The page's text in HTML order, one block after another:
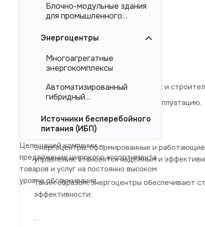
проектирование,
изготовление,
испытания,
доставка на объект,
проведение пусконаладочных и
передача энергомодуля в эксплуатацию.
Энергоцентры, сформированные и
управления, становятся надежным и
Таким образом, энергоцентры обеспечивают
эффективности.
.
Блочно-модульные здания
для промышленного
оборудования (БМЗ)
Энергоцентры
Многоагрегатные
энергокомплексы
Автоматизированный
гибридный
Источники бесперебойного
питания (ИБП)
Цель нашей компании —
предложение широкого ассортимента
товаров и услуг на постоянно высоком
уровне обслуживания.